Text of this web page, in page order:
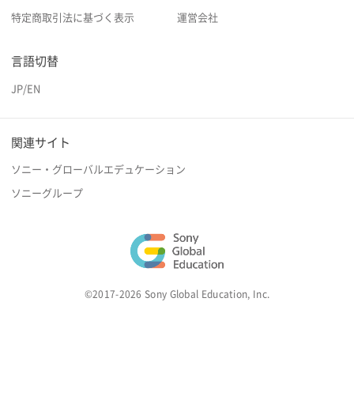
特定商取引法に基づく表示 運営会社
言語切替
JP/EN
関連サイト
ソニー・グローバルエデュケーション
ソニーグループ
©2017-2026 Sony Global Education, Inc.